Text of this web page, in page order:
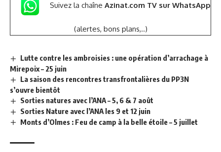
Suivez la chaîne Azinat.com TV sur WhatsApp
(alertes, bons plans,..)
Lutte contre les ambroisies : une opération d’arrachage à
Mirepoix – 25 juin
La saison des rencontres transfrontalières du PP3N
s’ouvre bientôt
Sorties natures avec l’ANA – 5, 6 & 7 août
Sorties Nature avec l’ANA les 9 et 12 juin
Monts d’Olmes : Feu de camp à la belle étoile – 5 juillet